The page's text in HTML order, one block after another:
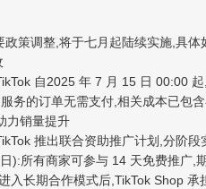
政策调整,将于七月起陆续实施,具体
自2025 年 7 月 15 日 00:00
务的订单无需支付,相关成本已包
力销量提升
推出联合资助推广计划,分阶段
):所有商家可参与 14 天免费推广,
入长期合作模式后,TikTok Shop